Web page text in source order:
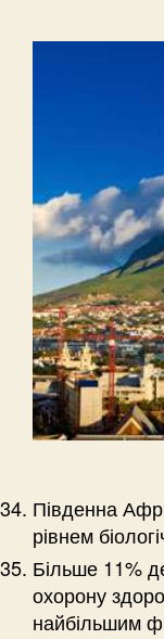
Південна
рівнем
Більше 11%
охорону
найбільшим